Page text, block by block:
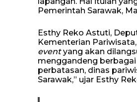
Pemerintah Sarawak,
Esthy Reko Astuti,
Kementerian
eventyang akan
menggandeng
perbatasan, dinas
Sarawak,” ujar Esthy